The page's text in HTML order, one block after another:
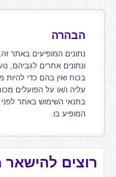
הבהרה
נתונים המופיעים באתר
ונתונים אחרים לגביהם,
בכוח ואין בהם כדי
עליה ו/או על הפועלים
בתנאי השימוש באתר
המופיע בו.
רוצים להישאר